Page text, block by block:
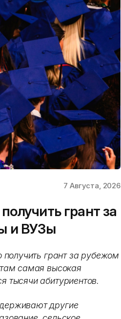
7 Августа, 2026
грант за
и ВУЗы
получить грант за рубежом
самая высокая
тысячи абитуриентов.
другие